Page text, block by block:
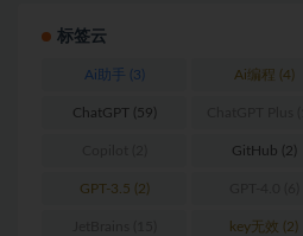
标签云
Ai助手 (3) Ai编程 (4)
ChatGPT(59)
GitHub (2)
GPT-3.5 (2)
key无效 (2)